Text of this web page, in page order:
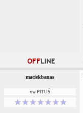
maciekbanas
vw PITUŚ